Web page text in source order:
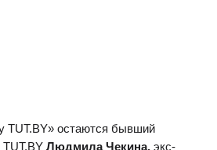
TUT.BY» остаются бывший
TUT.BY Людмила Чекина, экс-